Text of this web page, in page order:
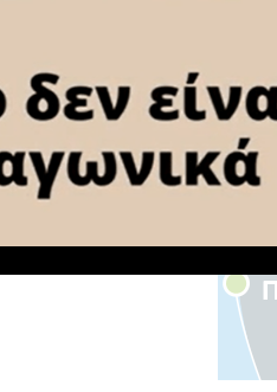
NEXT ARTICLE
Κόρινθο